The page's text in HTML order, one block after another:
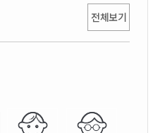
전체보기